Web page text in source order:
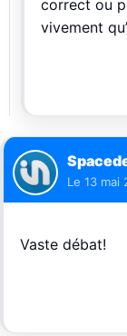
correct ou
vivement
Le 13 mai
Vaste débat!